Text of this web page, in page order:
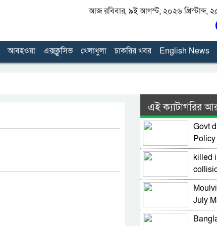
আজ রবিবার, ৯ই আগস্ট, ২০২৬ খ্রিস্টাব্দ,
আবহওয়া এক্সক্লুসিভ খেলাধুলা চাকরির খবর English News
এই ক্যাটাগরির
Govt
sector
killed
July
2026